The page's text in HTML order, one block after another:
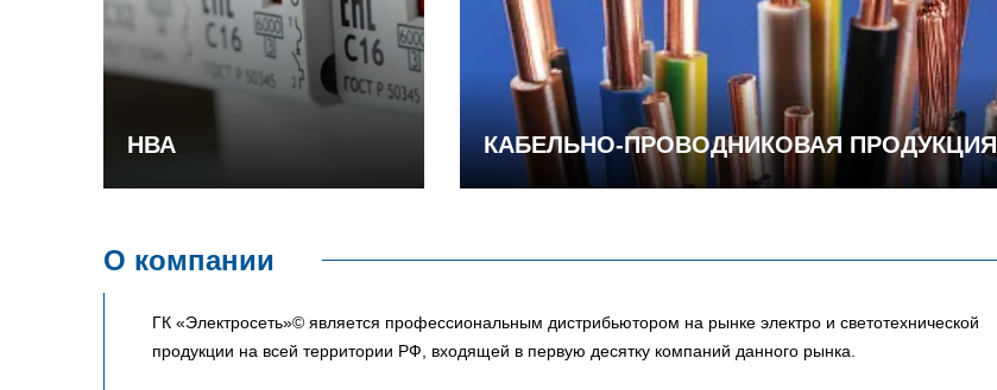
НВА КАБЕЛЬНО-ПРОВОДНИКОВАЯ ПРОДУКЦИЯ
О компании
ГК «Электросеть»© является профессиональным дистрибьютором на рынке электро и светотехнической
продукции на всей территории РФ, входящей в первую десятку компаний данного рынка.